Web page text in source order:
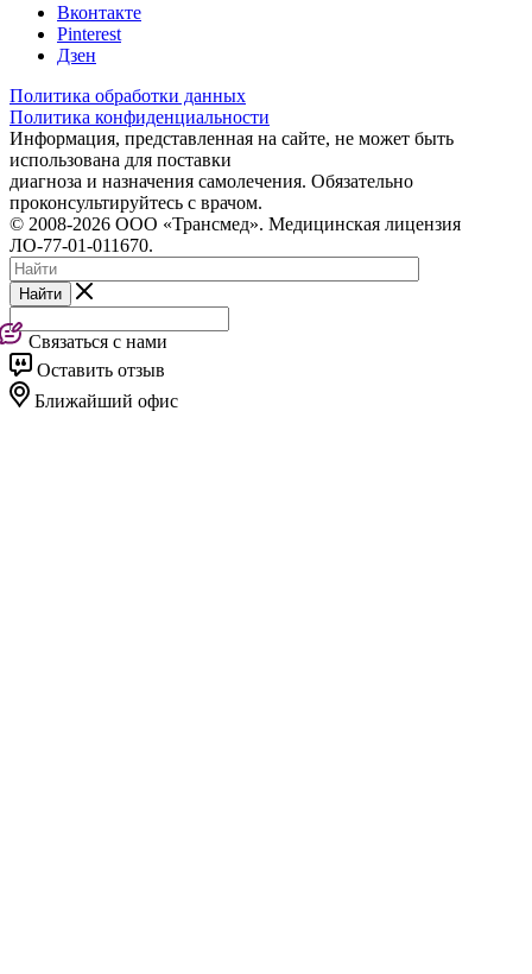
Вконтакте
Pinterest
Дзен
Политика обработки данных
Политика конфиденциальности
Информация, представленная на сайте, не может быть
использована для поставки
диагноза и назначения самолечения. Обязательно
проконсультируйтесь с врачом.
© 2008-2026 ООО «Трансмед». Медицинская лицензия
ЛО-77-01-011670.
Найти
Связаться с нами
Оставить отзыв
Ближайший офис